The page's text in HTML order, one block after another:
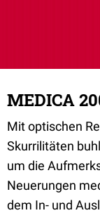
MEDICA
Mit optischen
Skurrilitäten
um die
Neuerungen
dem In- und